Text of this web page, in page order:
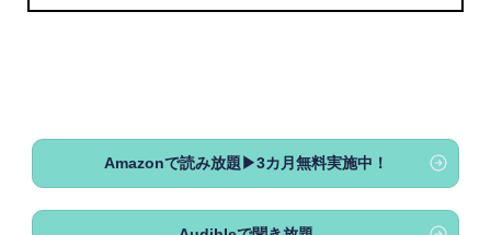
Amazonで読み放題▶3カ月無料実施中！